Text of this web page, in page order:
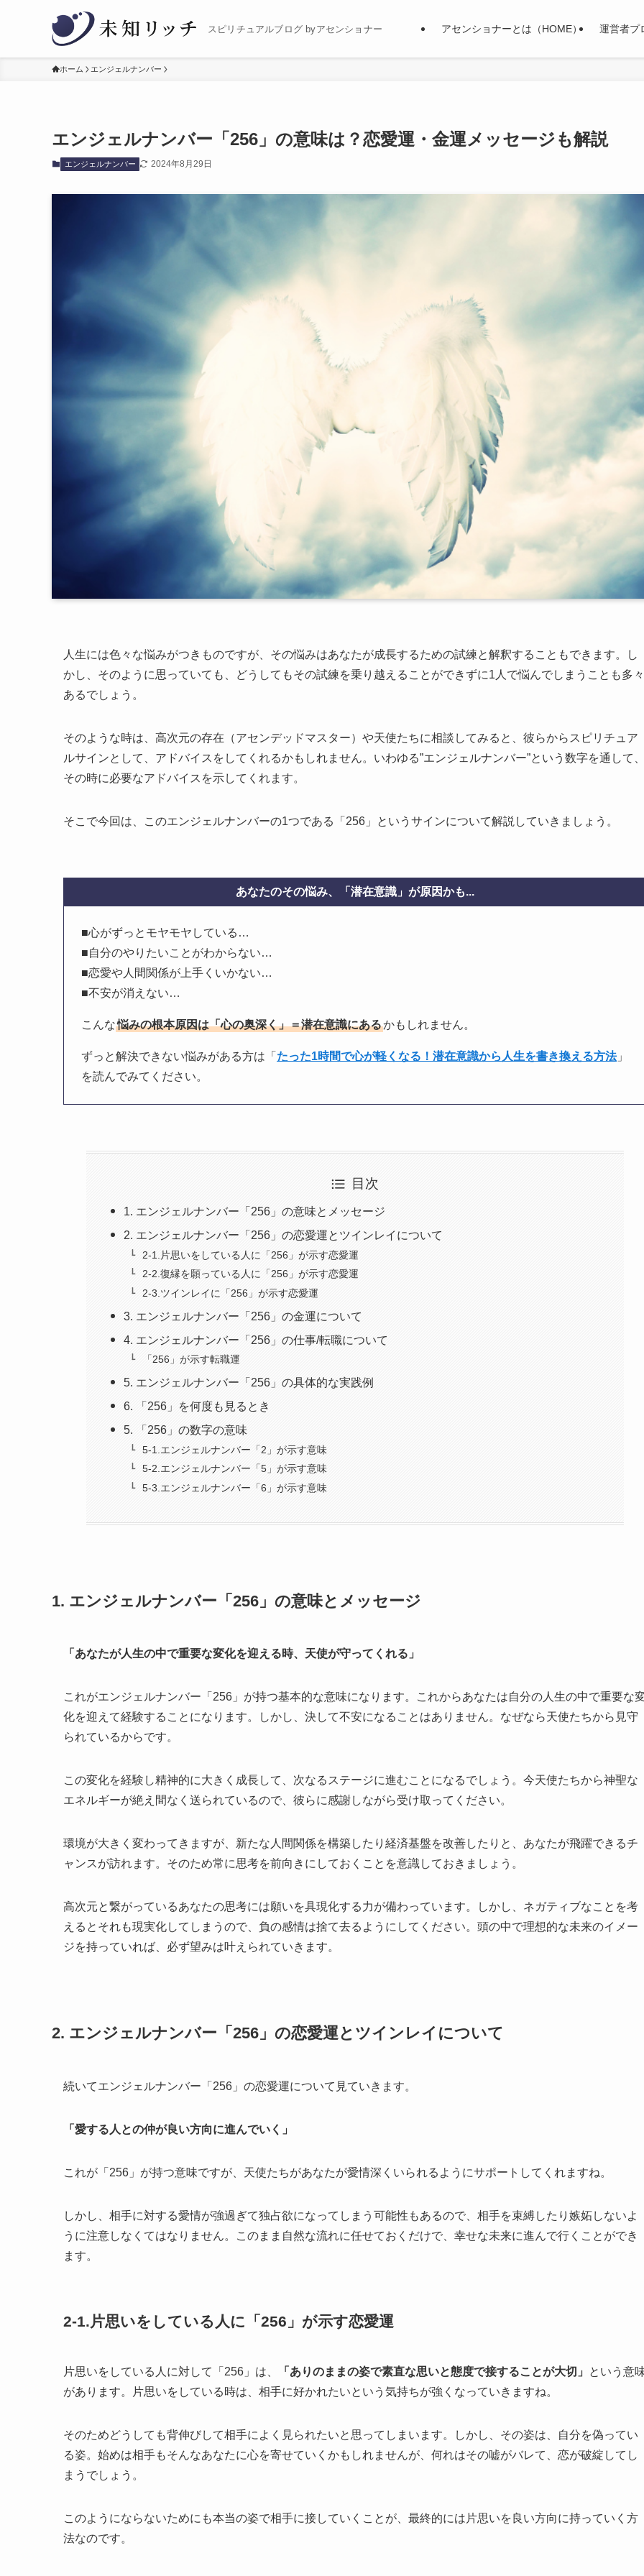
スピリチュアルブログ byアセンショナー アセンショナーとは（HOME） 運営者プ
ホーム エンジェルナンバー
エンジェルナンバー「256」の意味は？恋愛運・金運メッセージも解説
エンジェルナンバー 2024年8月29日
人生には色々な悩みがつきものですが、その悩みはあなたが成長するための試練と解釈することもできます。し
かし、そのように思っていても、どうしてもその試練を乗り越えることができずに1人で悩んでしまうことも多々
あるでしょう。
そのような時は、高次元の存在（アセンデッドマスター）や天使たちに相談してみると、彼らからスピリチュア
ルサインとして、アドバイスをしてくれるかもしれません。いわゆる”エンジェルナンバー”という数字を通して
その時に必要なアドバイスを示してくれます。
そこで今回は、このエンジェルナンバーの1つである「256」というサインについて解説していきましょう。
あなたのその悩み、「潜在意識」が原因かも...
■心がずっとモヤモヤしている…
■自分のやりたいことがわからない…
■恋愛や人間関係が上手くいかない…
■不安が消えない…
こんな悩みの根本原因は「心の奥深く」＝潜在意識にあるかもしれません。
ずっと解決できない悩みがある方は「 たった1時間で心が軽くなる！潜在意識から人生を書き換える方法」
を読んでみてください。
目次
1. エンジェルナンバー「256」の意味とメッセージ
2. エンジェルナンバー「256」の恋愛運とツインレイについて
2-1.片思いをしている人に「256」が示す恋愛運
2-2.復縁を願っている人に「256」が示す恋愛運
2-3.ツインレイに「256」が示す恋愛運
3. エンジェルナンバー「256」の金運について
4. エンジェルナンバー「256」の仕事/転職について
「256」が示す転職運
5. エンジェルナンバー「256」の具体的な実践例
6. 「256」を何度も見るとき
5. 「256」の数字の意味
5-1.エンジェルナンバー「2」が示す意味
5-2.エンジェルナンバー「5」が示す意味
5-3.エンジェルナンバー「6」が示す意味
1. エンジェルナンバー「256」の意味とメッセージ
「あなたが人生の中で重要な変化を迎える時、天使が守ってくれる」
これがエンジェルナンバー「256」が持つ基本的な意味になります。これからあなたは自分の人生の中で重要な
化を迎えて経験することになります。しかし、決して不安になることはありません。なぜなら天使たちから見守
られているからです。
この変化を経験し精神的に大きく成長して、次なるステージに進むことになるでしょう。今天使たちから神聖な
エネルギーが絶え間なく送られているので、彼らに感謝しながら受け取ってください。
環境が大きく変わってきますが、新たな人間関係を構築したり経済基盤を改善したりと、あなたが飛躍できるチ
ャンスが訪れます。そのため常に思考を前向きにしておくことを意識しておきましょう。
高次元と繋がっているあなたの思考には願いを具現化する力が備わっています。しかし、ネガティブなことを考
えるとそれも現実化してしまうので、負の感情は捨て去るようにしてください。頭の中で理想的な未来のイメー
ジを持っていれば、必ず望みは叶えられていきます。
2. エンジェルナンバー「256」の恋愛運とツインレイについて
続いてエンジェルナンバー「256」の恋愛運について見ていきます。
「愛する人との仲が良い方向に進んでいく」
これが「256」が持つ意味ですが、天使たちがあなたが愛情深くいられるようにサポートしてくれますね。
しかし、相手に対する愛情が強過ぎて独占欲になってしまう可能性もあるので、相手を束縛したり嫉妬しないよ
うに注意しなくてはなりません。このまま自然な流れに任せておくだけで、幸せな未来に進んで行くことができ
ます。
2-1.片思いをしている人に「256」が示す恋愛運
片思いをしている人に対して「256」は、 「ありのままの姿で素直な思いと態度で接することが大切」
という意
があります。片思いをしている時は、相手に好かれたいという気持ちが強くなっていきますね。
そのためどうしても背伸びして相手によく見られたいと思ってしまいます。しかし、その姿は、自分を偽ってい
る姿。始めは相手もそんなあなたに心を寄せていくかもしれませんが、何れはその嘘がバレて、恋が破綻してし
まうでしょう。
このようにならないためにも本当の姿で相手に接していくことが、最終的には片思いを良い方向に持っていく方
法なのです。